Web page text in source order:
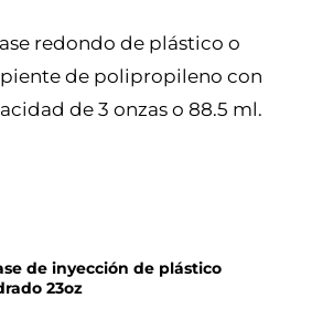
redondo de plástico o
de polipropileno con
de 3 onzas o 88.5 ml.
de inyección de plástico
23oz